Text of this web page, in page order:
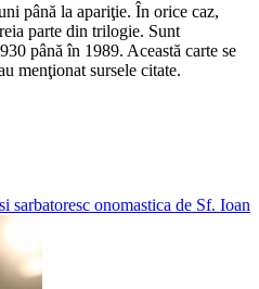
până la apariţie. În orice caz,
parte din trilogie. Sunt
până în 1989. Această carte se
menţionat sursele citate.
sarbatoresc onomastica de Sf. Ioan